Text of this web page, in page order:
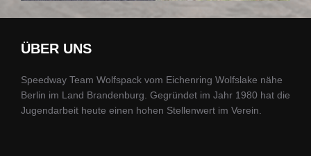
ÜBER UNS
Speedway Team Wolfspack vom Eichenring Wolfslake nähe
Berlin im Land Brandenburg. Gegründet im Jahr 1980 hat die
Jugendarbeit heute einen hohen Stellenwert im Verein.